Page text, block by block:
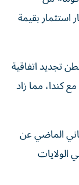
استثمار بقيمة
تجديد اتفاقية
كندا، مما زاد
الماضي عن
دولار في الولايات